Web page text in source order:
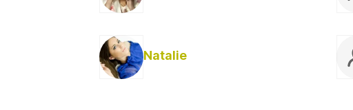
Natalie